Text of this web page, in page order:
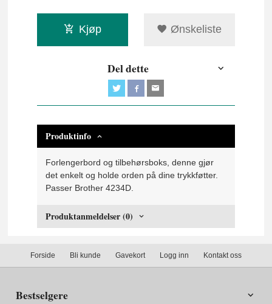
Kjøp Ønskeliste
Del dette
Produktinfo
Forlengerbord og tilbehørsboks, denne gjør
det enkelt og holde orden på dine trykkføtter.
Passer Brother 4234D.
Produktanmeldelser (0)
Forside Bli kunde Gavekort Logg inn Kontakt oss
Bestselgere